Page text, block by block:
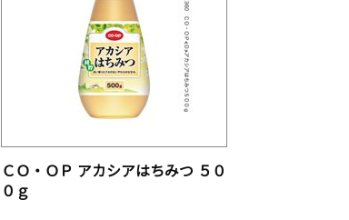
ＣＯ・ＯＰ アカシアはちみつ ５０
０ｇ